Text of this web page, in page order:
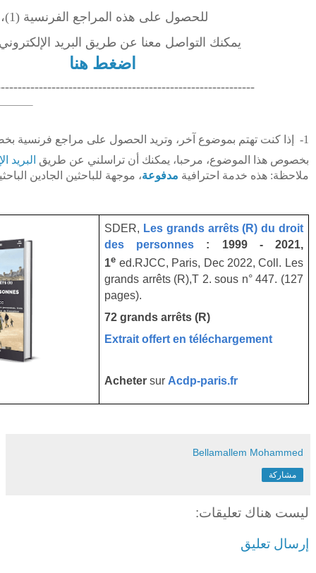
للحصول على هذه المراجع الفرنسية (1)،
يمكنك التواصل معنا عن طريق البريد الإلكتروني
اضغط هنا
1-
إذا كنت تهتم بموضوع آخر، وتريد الحصول على مراجع فرنسية
بخصوص هذا الموضوع، مرحبا، يمكنك أن تراسلني عن طريق البريد
ملاحظة: هذه خدمة احترافية مدفوعة، موجهة للباحثين الجادين
SDER, Les grands arrêts (R) du droit
des personnes : 1999 - 2021,
1e ed.RJCC, Paris, Dec 2022, Coll. Les
grands arrêts (R),T 2. sous n° 447. (127
pages).
72 grands arrêts (R)
Extrait offert en téléchargement
Acheter sur Acdp-paris.fr
Bellamallem Mohammed
مشاركة
ليست هناك تعليقات:
إرسال تعليق